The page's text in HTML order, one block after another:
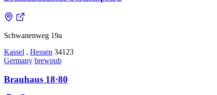
Schwanenweg 19a
Kassel , Hessen 34123
Germany brewpub
Brauhaus 18·80